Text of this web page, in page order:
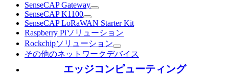
SenseCAP Gateway
SenseCAP K1100
SenseCAP LoRaWAN Starter Kit
Raspberry Piソリューション
Rockchipソリューション
その他のネットワークデバイス
エッジコンピューティング